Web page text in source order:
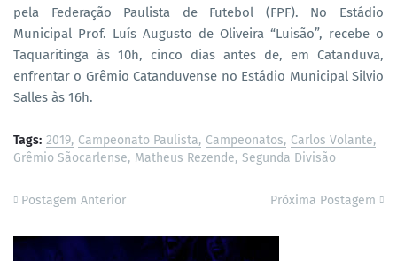
pela Federação Paulista de Futebol (FPF). No Estádio
Municipal Prof. Luís Augusto de Oliveira “Luisão”, recebe o
Taquaritinga às 10h, cinco dias antes de, em Catanduva,
enfrentar o Grêmio Catanduvense no Estádio Municipal Silvio
Salles às 16h.
Tags: 2019 Campeonato Paulista Campeonatos Carlos Volante
Grêmio Sãocarlense Matheus Rezende Segunda Divisão
Postagem Anterior Próxima Postagem